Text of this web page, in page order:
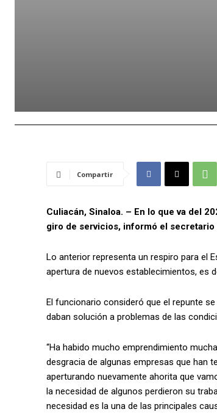
Compartir
Culiacán, Sinaloa. – En lo que va del
giro de servicios, informó el secretario
Lo anterior representa un respiro para el
apertura de nuevos establecimientos, es
El funcionario consideró que el repunte
daban solución a problemas de las
“Ha habido mucho emprendimiento
desgracia de algunas empresas que han
aperturando nuevamente ahorita que
la necesidad de algunos perdieron su
necesidad es la una de las principales